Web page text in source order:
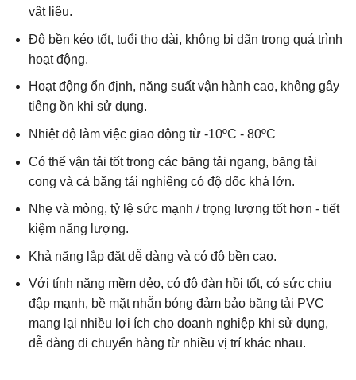
vật liệu.
Độ bền kéo tốt, tuổi thọ dài, không bị dãn trong quá trình
hoạt động.
Hoạt động ổn định, năng suất vận hành cao, không gây
tiêng ồn khi sử dụng.
Nhiệt độ làm việc giao động từ -10ºC - 80ºC
Có thể vận tải tốt trong các băng tải ngang, băng tải
cong và cả băng tải nghiêng có độ dốc khá lớn.
Nhẹ và mỏng, tỷ lệ sức mạnh / trọng lượng tốt hơn - tiết
kiệm năng lượng.
Khả năng lắp đặt dễ dàng và có độ bền cao.
Với tính năng mềm dẻo, có độ đàn hồi tốt, có sức chịu
đập mạnh, bề mặt nhẵn bóng đảm bảo băng tải PVC
mang lại nhiều lợi ích cho doanh nghiệp khi sử dụng,
dễ dàng di chuyển hàng từ nhiều vị trí khác nhau.